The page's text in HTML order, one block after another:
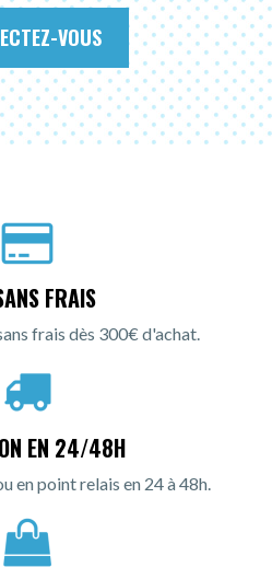
VOUS
FRAIS
frais dès 300€ d'achat.
EN 24/48H
en point relais en 24 à 48h.